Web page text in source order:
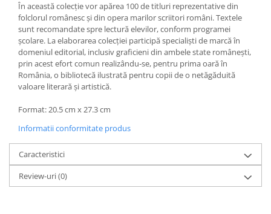
În această colecţie vor apărea 100 de titluri reprezentative din
folclorul românesc și din opera marilor scriitori români. Textele
sunt recomandate spre lectură elevilor, conform programei
școlare. La elaborarea colecţiei participă specialiști de marcă în
domeniul editorial, inclusiv graficieni din ambele state românești,
prin acest efort comun realizându‑se, pentru prima oară în
România, o bibliotecă ilustrată pentru copii de o netăgăduită
valoare literară și artistică.
Format: 20.5 cm x 27.3 cm
Informatii conformitate produs
Caracteristici
Review-uri(0)